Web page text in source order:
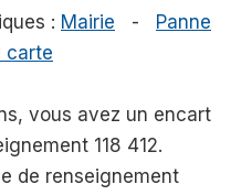
: Mairie - Panne
carte
vous avez un encart
118 412.
de renseignement